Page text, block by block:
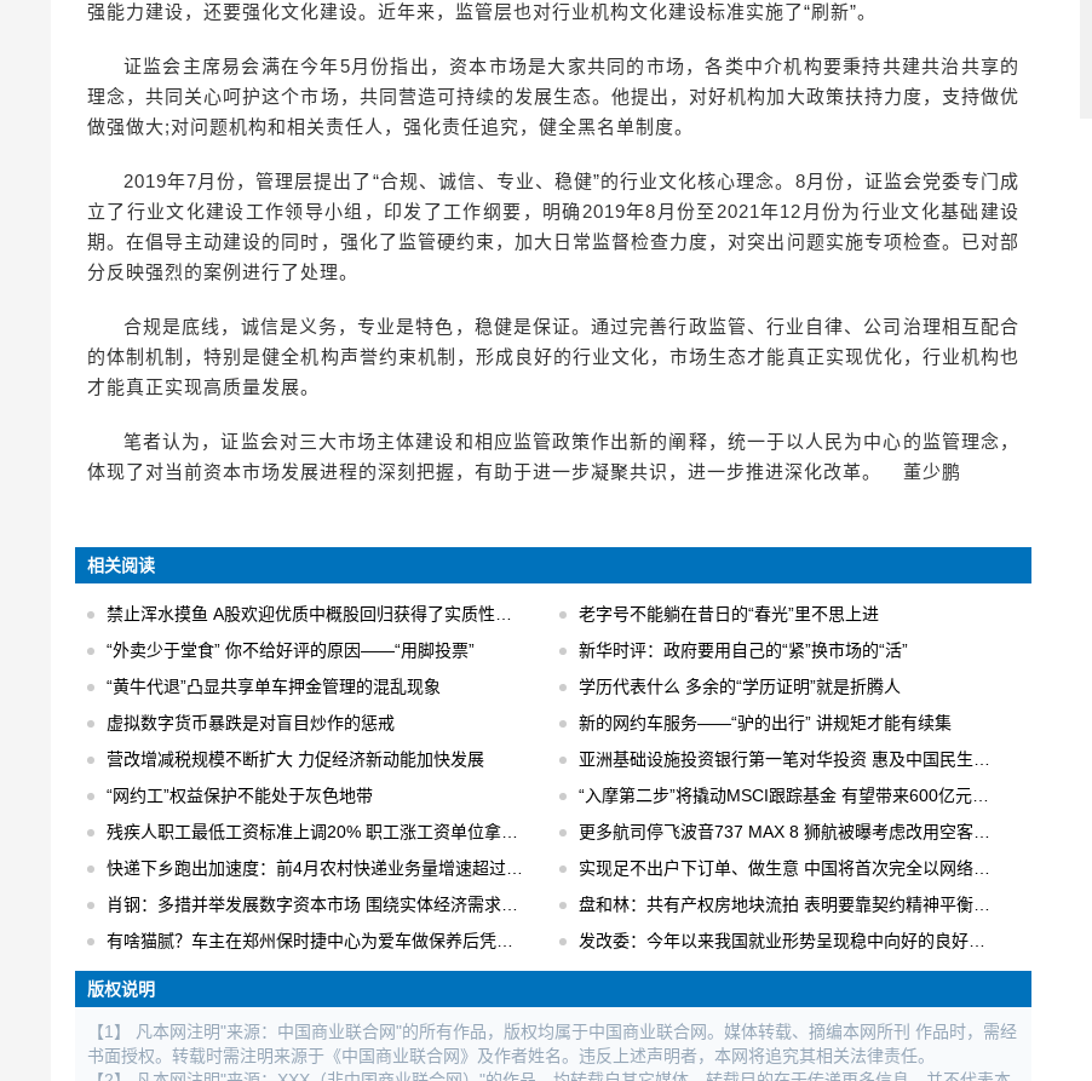
强能力建设，还要强化文化建设。近年来，监管层也对行业机构文化建设标准实施了“刷新”。
证监会主席易会满在今年5月份指出，资本市场是大家共同的市场，各类中介机构要秉持共建共治共享的
理念，共同关心呵护这个市场，共同营造可持续的发展生态。他提出，对好机构加大政策扶持力度，支持做优
做强做大;对问题机构和相关责任人，强化责任追究，健全黑名单制度。
2019年7月份，管理层提出了“合规、诚信、专业、稳健”的行业文化核心理念。8月份，证监会党委专门成
立了行业文化建设工作领导小组，印发了工作纲要，明确2019年8月份至2021年12月份为行业文化基础建设
期。在倡导主动建设的同时，强化了监管硬约束，加大日常监督检查力度，对突出问题实施专项检查。已对部
分反映强烈的案例进行了处理。
合规是底线，诚信是义务，专业是特色，稳健是保证。通过完善行政监管、行业自律、公司治理相互配合
的体制机制，特别是健全机构声誉约束机制，形成良好的行业文化，市场生态才能真正实现优化，行业机构也
才能真正实现高质量发展。
笔者认为，证监会对三大市场主体建设和相应监管政策作出新的阐释，统一于以人民为中心的监管理念，
体现了对当前资本市场发展进程的深刻把握，有助于进一步凝聚共识，进一步推进深化改革。 董少鹏
相关阅读
禁止浑水摸鱼 A股欢迎优质中概股回归获得了实质性的进展
老字号不能躺在昔日的“春光”里不思上进
“外卖少于堂食” 你不给好评的原因——“用脚投票”
新华时评：政府要用自己的“紧”换市场的“活”
“黄牛代退”凸显共享单车押金管理的混乱现象
学历代表什么 多余的“学历证明”就是折腾人
虚拟数字货币暴跌是对盲目炒作的惩戒
新的网约车服务——“驴的出行” 讲规矩才能有续集
营改增减税规模不断扩大 力促经济新动能加快发展
亚洲基础设施投资银行第一笔对华投资 惠及中国民生工程
“网约工”权益保护不能处于灰色地带
“入摩第二步”将撬动MSCI跟踪基金 有望带来600亿元国内增量资金
残疾人职工最低工资标准上调20% 职工涨工资单位拿补贴
更多航司停飞波音737 MAX 8 狮航被曝考虑改用空客飞机
快递下乡跑出加速度：前4月农村快递业务量增速超过30% 日均快件处理量达1.6亿件
实现足不出户下订单、做生意 中国将首次完全以网络形式举办广交会
肖钢：多措并举发展数字资本市场 围绕实体经济需求进行数字化创新
盘和林：共有产权房地块流拍 表明要靠契约精神平衡各方利益
有啥猫腻？车主在郑州保时捷中心为爱车做保养后凭空出现大修记录
发改委：今年以来我国就业形势呈现稳中向好的良好局面
版权说明
【1】 凡本网注明"来源：中国商业联合网"的所有作品，版权均属于中国商业联合网。媒体转载、摘编本网所刊 作品时，需经
书面授权。转载时需注明来源于《中国商业联合网》及作者姓名。违反上述声明者，本网将追究其相关法律责任。